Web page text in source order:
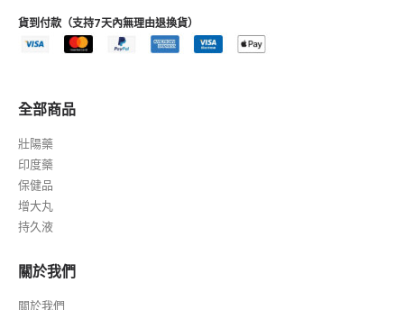
貨到付款（支持7天內無理由退換貨）
全部商品
壯陽藥
印度藥
保健品
增大丸
持久液
關於我們
關於我們